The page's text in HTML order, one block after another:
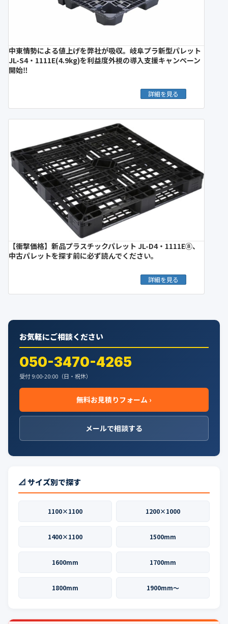
中東情勢による値上げを弊社が吸収。岐阜プラ新型パレット
JL-S4・1111E(4.9kg)を利益度外視の導入支援キャンペーン
開始‼︎
詳細を見る
【衝撃価格】新品プラスチックパレット JL-D4・1111E⑧、
中古パレットを探す前に必ず読んでください。
詳細を見る
お気軽にご相談ください
050-3470-4265
受付 9:00-20:00（日・祝休）
無料お見積りフォーム ›
メールで相談する
📐 サイズ別で探す
1100×1100 1200×1000
1400×1100 1500mm
1600mm 1700mm
1800mm 1900mm〜